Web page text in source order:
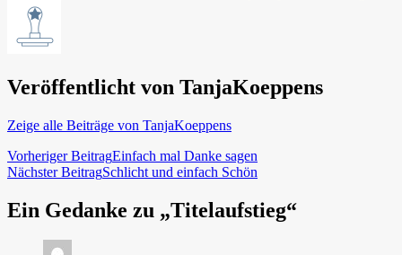
Veröffentlicht von TanjaKoeppens
Zeige alle Beiträge von TanjaKoeppens
Beitragsnavigation
Vorheriger BeitragEinfach mal Danke sagen
Nächster BeitragSchlicht und einfach Schön
Ein Gedanke zu „Titelaufstieg“